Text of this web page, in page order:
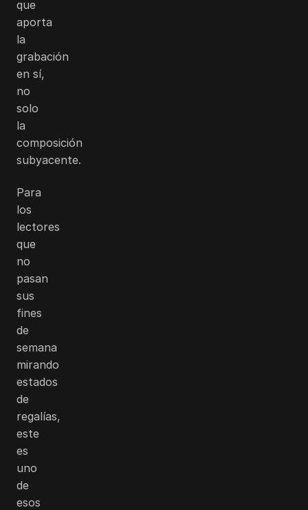
que
aporta
la
grabación
en sí,
no
solo
la
composición
subyacente.
Para
los
lectores
que
no
pasan
sus
fines
de
semana
mirando
estados
de
regalías,
este
es
uno
de
esos